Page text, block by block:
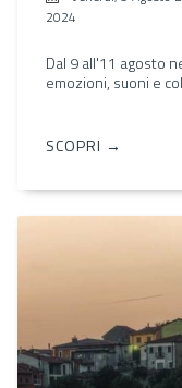
2024
Dal 9 all'11 agosto
emozioni, suoni e
SCOPRI →